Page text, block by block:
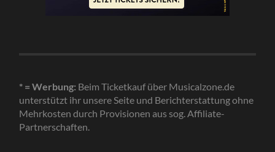
* = Werbung: Beim Ticketkauf über Musicalzone.de
unterstützt ihr unsere Seite und Berichterstattung ohne
Mehrkosten durch Provisionen aus sog. Affiliate-
Partnerschaften.